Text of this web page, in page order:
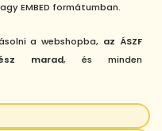
EMBED formátumban.
a webshopba, az ÁSZF
marad, és minden